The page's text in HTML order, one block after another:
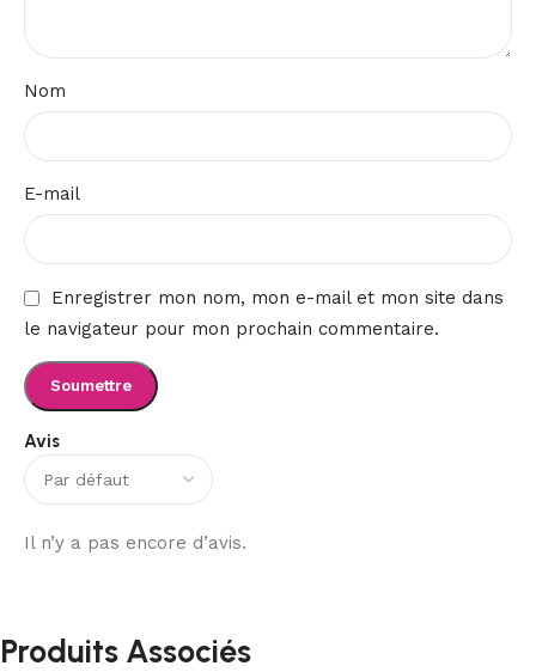
Avis
Il n’y a pas encore d’avis.
Nom
E-mail
Enregistrer mon nom, mon e-mail et mon site dans
le navigateur pour mon prochain commentaire.
Produits Associés